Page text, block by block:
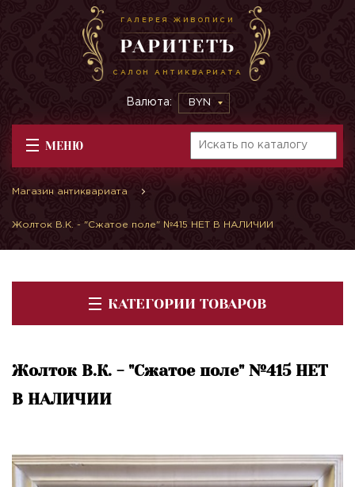
ГАЛЕРЕЯ ЖИВОПИСИ
РАРИТЕТЪ
САЛОН АНТИКВАРИАТА
Валюта: BYN
МЕНЮ
Магазин антиквариата
Жолток В.К. - "Сжатое поле" №415 НЕТ В НАЛИЧИИ
КАТЕГОРИИ ТОВАРОВ
Жолток В.К. - "Сжатое поле" №415 НЕТ
В НАЛИЧИИ